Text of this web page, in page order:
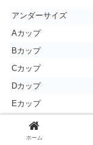
アンダーサイズ
Aカップ
Bカップ
Cカップ
Dカップ
Eカップ
Fカップ
ホーム